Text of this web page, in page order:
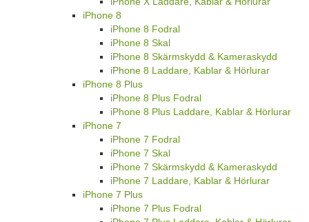
iPhone 8
iPhone 8 Fodral
iPhone 8 Skal
iPhone 8 Skärmskydd & Kameraskydd
iPhone 8 Laddare, Kablar & Hörlurar
iPhone 8 Plus
iPhone 8 Plus Fodral
iPhone 8 Plus Laddare, Kablar & Hörlurar
iPhone 7
iPhone 7 Fodral
iPhone 7 Skal
iPhone 7 Skärmskydd & Kameraskydd
iPhone 7 Laddare, Kablar & Hörlurar
iPhone 7 Plus
iPhone 7 Plus Fodral